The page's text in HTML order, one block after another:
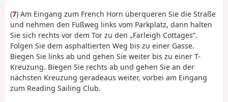
(7) Am Eingang zum French Horn überqueren Sie die Straße
und nehmen den Fußweg links vom Parkplatz, dann halten
Sie sich rechts vor dem Tor zu den „Farleigh Cottages”.
Folgen Sie dem asphaltierten Weg bis zu einer Gasse.
Biegen Sie links ab und gehen Sie weiter bis zu einer T-
Kreuzung. Biegen Sie rechts ab und gehen Sie an der
nächsten Kreuzung geradeaus weiter, vorbei am Eingang
zum Reading Sailing Club.